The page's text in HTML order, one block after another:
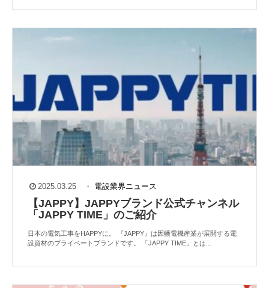
2025.03.25 ・ 電設業界ニュース
【JAPPY】JAPPYブランド公式チャンネル
「JAPPY TIME」のご紹介
日本の電気工事をHAPPYに。 『JAPPY』は因幡電機産業が展開する電
設資材のプライベートブランドです。 「JAPPY TIME」とは...